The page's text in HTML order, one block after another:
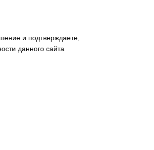
и подтверждаете,
данного сайта